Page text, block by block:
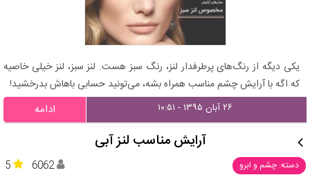
یکی دیگه از رنگ‌های پرطرفدار لنز، رنگ سبز هست. لنز سبز، لنز خیلی خاصیه
که اگه با آرایش چشم مناسب همراه بشه، می‌تونید حسابی باهاش بدرخشید!
۲۶ آبان ۱۳۹۵ - ۱۰:۵۱ ادامه
آرایش مناسب لنز آبی
دسته: چشم و ابرو 5 6062